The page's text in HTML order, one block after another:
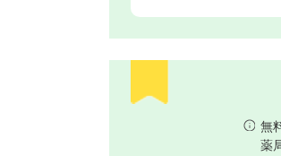
無
薬